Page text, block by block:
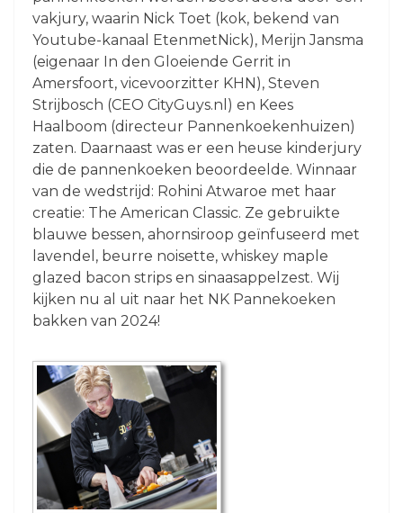
vakjury, waarin Nick Toet (kok, bekend van
Youtube-kanaal EtenmetNick), Merijn Jansma
(eigenaar In den Gloeiende Gerrit in
Amersfoort, vicevoorzitter KHN), Steven
Strijbosch (CEO CityGuys.nl) en Kees
Haalboom (directeur Pannenkoekenhuizen)
zaten. Daarnaast was er een heuse kinderjury
die de pannenkoeken beoordeelde. Winnaar
van de wedstrijd: Rohini Atwaroe met haar
creatie: The American Classic. Ze gebruikte
blauwe bessen, ahornsiroop geïnfuseerd met
lavendel, beurre noisette, whiskey maple
glazed bacon strips en sinaasappelzest. Wij
kijken nu al uit naar het NK Pannekoeken
bakken van 2024!